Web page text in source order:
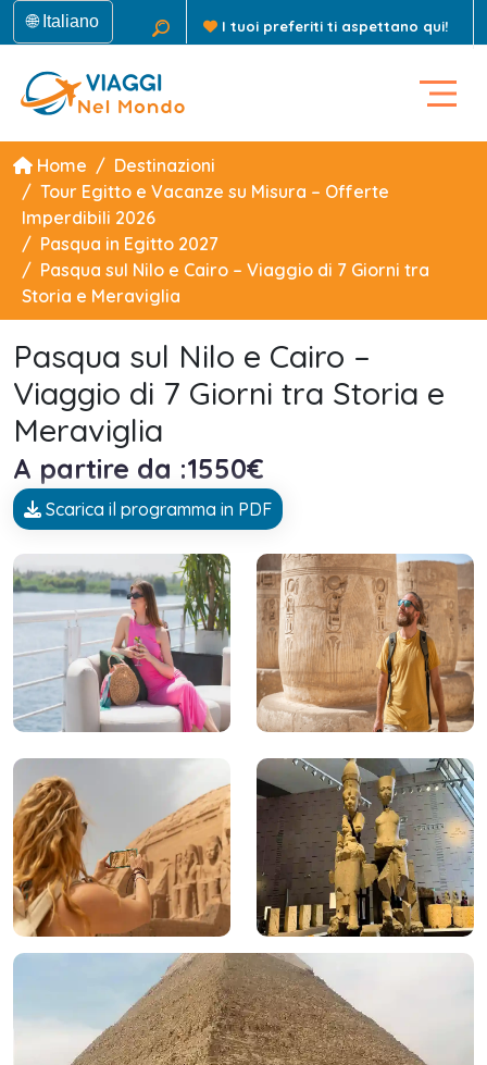
🌐 Italiano I tuoi preferiti ti aspettano qui!
Home
Destinazioni
Tour Egitto e Vacanze su Misura – Offerte
Imperdibili 2026
Pasqua in Egitto 2027
Pasqua sul Nilo e Cairo – Viaggio di 7 Giorni tra
Storia e Meraviglia
Pasqua sul Nilo e Cairo –
Viaggio di 7 Giorni tra Storia e
Meraviglia
A partire da :1550€
Scarica il programma in PDF